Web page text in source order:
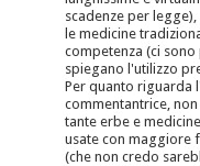
scadenze per
le medicine
competenza (ci
spiegano l'utilizzo
Per quanto riguarda
commentantrice,
tante erbe e
usate con maggiore
(che non credo